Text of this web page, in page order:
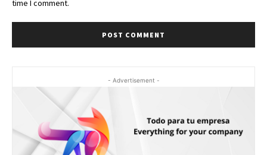
time I comment.
- Advertisement -